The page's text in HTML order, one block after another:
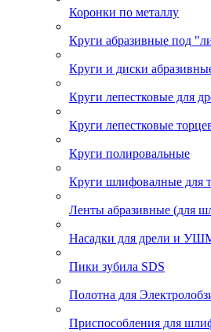
Коронки по металлу
Круги абразивные под
Круги и диски
Круги лепестковые для
Круги лепестковые
Круги полировальные
Круги шлифовалные для
Ленты абразивные (для
Насадки для дрели и
Пики зубила SDS
Полотна для
Приспособления для